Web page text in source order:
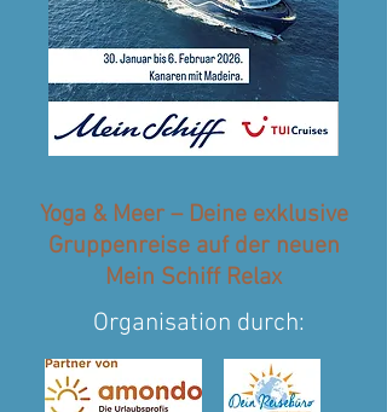
Yoga & Meer – Deine exklusive
Gruppenreise auf der neuen
Mein Schiff Relax
Organisation durch: